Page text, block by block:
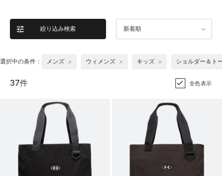
絞り込み検索 新着順
選択中の条件： メンズ ウィメンズ キッズ ショルダー＆ト
37件 全色表示